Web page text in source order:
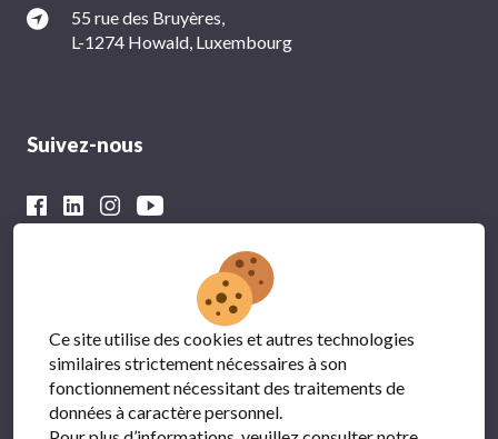
55 rue des Bruyères,
L-1274 Howald, Luxembourg
Suivez-nous
Avec le soutien financier du
Ce site utilise des cookies et autres technologies
similaires strictement nécessaires à son
fonctionnement nécessitant des traitements de
données à caractère personnel.